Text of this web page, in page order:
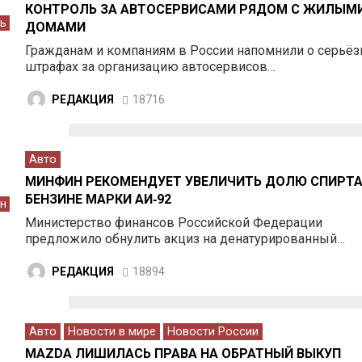
КОНТРОЛЬ ЗА АВТОСЕРВИСАМИ РЯДОМ С
ДОМАМИ
Гражданам и компаниям в России напомнили о
штрафах за организацию автосервисов…
РЕДАКЦИЯ 18716
Авто
МИНФИН РЕКОМЕНДУЕТ УВЕЛИЧИТЬ ДОЛЮ
БЕНЗИНЕ МАРКИ АИ‑92
Министерство финансов Российской Федерации
предложило обнулить акциз на денатурированный…
РЕДАКЦИЯ 18894
Авто Новости в мире Новости России
MAZDA ЛИШИЛАСЬ ПРАВА НА ОБРАТНЫЙ ВЫКУП